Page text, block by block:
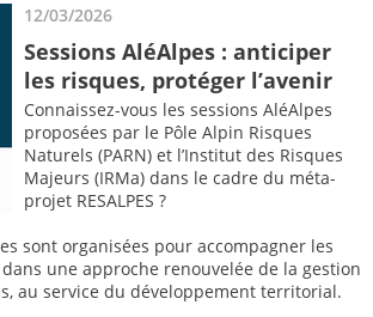
12/03/2026
Sessions AléAlpes : anticiper
les risques, protéger l’avenir
Connaissez-vous les sessions AléAlpes
proposées par le Pôle Alpin Risques
Naturels (PARN) et l’Institut des Risques
Majeurs (IRMa) dans le cadre du méta-
projet RESALPES ?
sont organisées pour accompagner les
une approche renouvelée de la gestion
au service du développement territorial.